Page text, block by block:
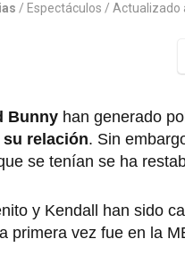
/ Espectáculos / Actualizado
Bunny han generado
relación. Sin
se tenían se ha
y Kendall han sido
primera vez fue en la